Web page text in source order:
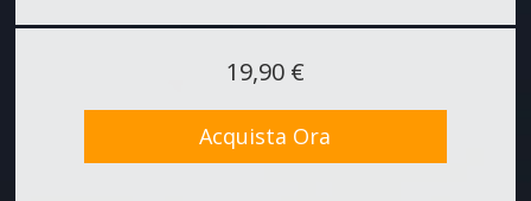
19,90 €
Acquista Ora